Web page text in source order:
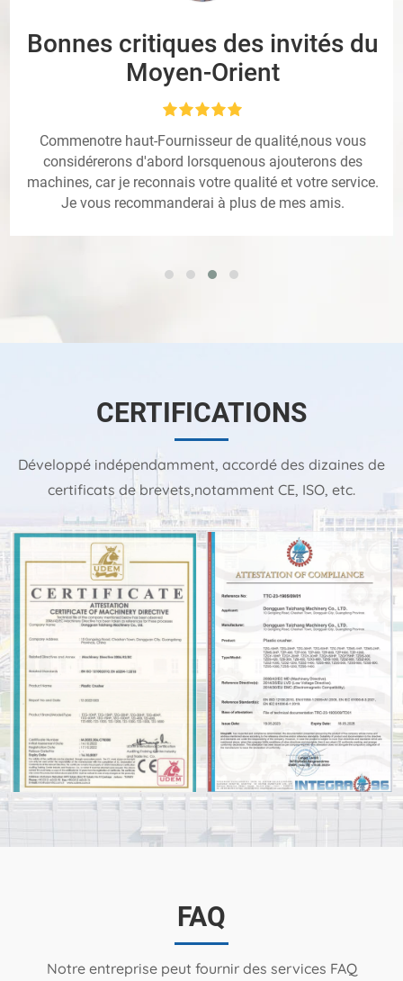
Bonnes critiques des invités du
Moyen-Orient
Commenotre haut-Fournisseur de qualité,nous vous
considérerons d'abord lorsquenous ajouterons des
machines, car je reconnais votre qualité et votre service.
Je vous recommanderai à plus de mes amis.
CERTIFICATIONS
Développé indépendamment, accordé des dizaines de
certificats de brevets,notamment CE, ISO, etc.
FAQ
Notre entreprise peut fournir des services FAQ